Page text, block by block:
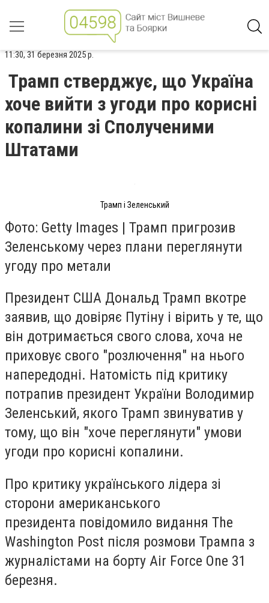
11:30, 31 березня 2025 р.
Трамп стверджує, що Україна
хоче вийти з угоди про корисні
копалини зі Сполученими
Штатами
Трамп і Зеленський
Фото: Getty Images | Трамп пригрозив
Зеленському через плани переглянути
угоду про метали
Президент США Дональд Трамп вкотре
заявив, що довіряє Путіну і вірить у те, що
він дотримається свого слова, хоча не
приховує свого "розлючення" на нього
напередодні. Натомість під критику
потрапив президент України Володимир
Зеленський, якого Трамп звинуватив у
тому, що він "хоче переглянути" умови
угоди про корисні копалини.
Про критику українського лідера зі
сторони американського
президента повідомило видання The
Washington Post після розмови Трампа з
журналістами на борту Air Force One 31
березня.